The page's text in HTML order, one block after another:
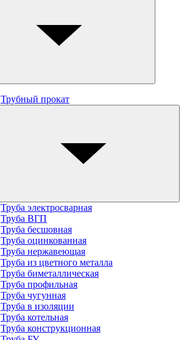
Трубный прокат
Труба электросварная
Труба ВГП
Труба бесшовная
Труба оцинкованная
Труба нержавеющая
Труба из цветного металла
Труба биметаллическая
Труба профильная
Труба чугунная
Труба в изоляции
Труба котельная
Труба конструкционная